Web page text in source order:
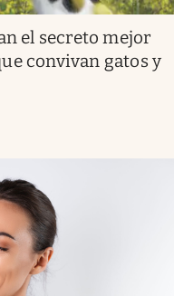
el secreto mejor
convivan gatos y